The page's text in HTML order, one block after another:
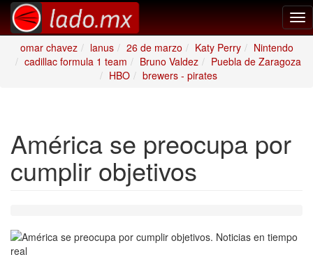
omar chavez
lanus 26 de marzo Katy Perry
Nintendo
cadillac formula 1 team
Bruno Valdez
Puebla de Zaragoza
HBO
brewers - pirates
América se preocupa por
cumplir objetivos